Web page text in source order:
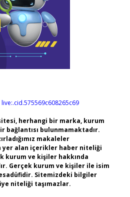
live:.cid.575569c608265c69
herhangi bir marka, kurum
bağlantısı bulunmamaktadır.
makaleler
yer alan içerikler haber niteliği
kurum ve kişiler hakkında
Gerçek kurum ve kişiler ile isim
Sitemizdeki bilgiler
niteliği taşımazlar.